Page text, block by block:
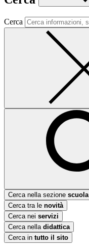
Cerca
Cerca nella sezione scuola
Cerca tra le novità
Cerca nei servizi
Cerca nella didattica
Cerca in tutto il sito